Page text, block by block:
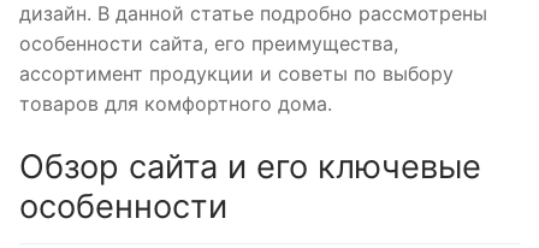
дизайн. В данной статье подробно рассмотрены
особенности сайта, его преимущества,
ассортимент продукции и советы по выбору
товаров для комфортного дома.
Обзор сайта и его ключевые
особенности